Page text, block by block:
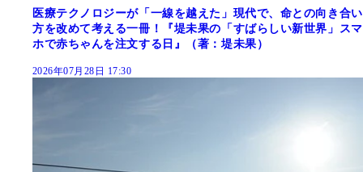
医療テクノロジーが「一線を越えた」現代で、命との向き合い
方を改めて考える一冊！『堤未果の「すばらしい新世界」スマ
ホで赤ちゃんを注文する日』（著：堤未果）
2026年07月28日 17:30